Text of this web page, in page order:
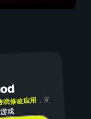
修改应用 ，支
戏